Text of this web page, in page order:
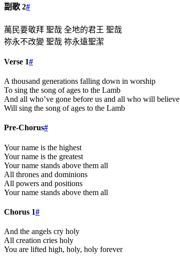
副歌 2#
萬民要敬拜 聖哉 全地的君王 聖哉
祢永不改變 聖哉 祢永遠聖潔
Verse 1#
A thousand generations falling down in worship
To sing the song of ages to the Lamb
And all who’ve gone before us and all who will believe
Will sing the song of ages to the Lamb
Pre-Chorus#
Your name is the highest
Your name is the greatest
Your name stands above them all
All thrones and dominions
All powers and positions
Your name stands above them all
Chorus 1#
And the angels cry holy
All creation cries holy
You are lifted high, holy, holy forever